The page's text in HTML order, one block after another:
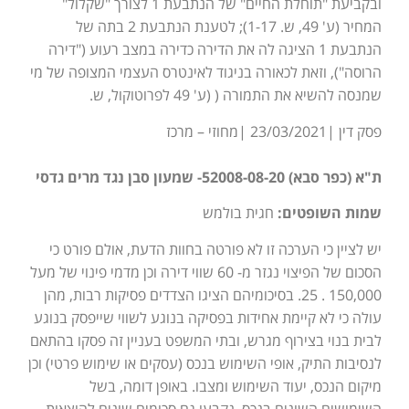
ובקביעת "תוחלת החיים" של הנתבעת 1 לצורך "שקלול"
המחיר (ע' 49, ש. 1-17); לטענת הנתבעת 2 בתה של
הנתבעת 1 הציגה לה את הדירה כדירה במצב רעוע ("דירה
הרוסה"), וזאת לכאורה בניגוד לאינטרס העצמי המצופה של מי
שמנסה להשיא את התמורה ( (ע' 49 לפרוטוקול, ש.
פסק דין |23/03/2021 |מחוזי – מרכז
ת"א (כפר סבא) 52008-08-20- שמעון סבן נגד מרים גדסי
שמות השופטים: חגית בולמש
יש לציין כי הערכה זו לא פורטה בחוות הדעת, אולם פורט כי
הסכום של הפיצוי נגזר מ- 60 שווי דירה וכן מדמי פינוי של מעל
150,000 . 25. בסיכומיהם הציגו הצדדים פסיקות רבות, מהן
עולה כי לא קיימת אחידות בפסיקה בנוגע לשווי שייפסק בנוגע
לבית בנוי בצירוף מגרש, ובתי המשפט בעניין זה פסקו בהתאם
לנסיבות התיק, אופי השימוש בנכס (עסקים או שימוש פרטי) וכן
מיקום הנכס, יעוד השימוש ומצבו. באופן דומה, בשל